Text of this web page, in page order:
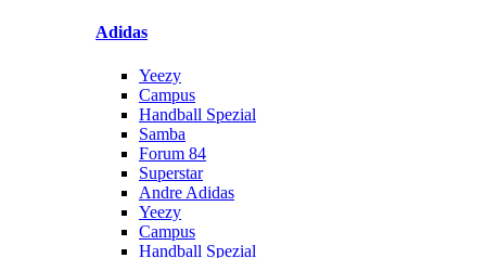
Adidas
Yeezy
Campus
Handball Spezial
Samba
Forum 84
Superstar
Andre Adidas
Yeezy
Campus
Handball Spezial